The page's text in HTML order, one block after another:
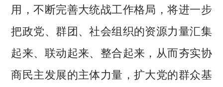
用，不断完善大统战工作格局，将进一步
把政党、群团、社会组织的资源力量汇集
起来、联动起来、整合起来，从而夯实协
商民主发展的主体力量，扩大党的群众基